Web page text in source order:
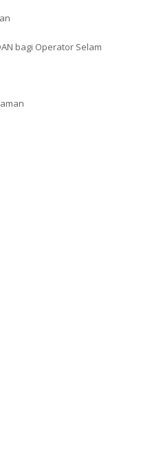
bagi Operator Selam